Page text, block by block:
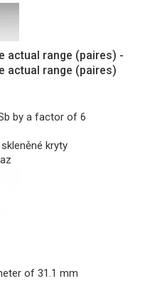
actual range (paires) -
actual range (paires)
by a factor of 6
kryty
of 31.1 mm